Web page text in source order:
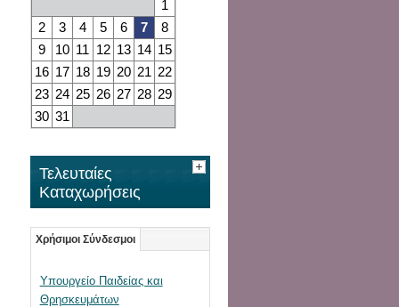
1
2
3 4 5 6 7
8
9
10 11 12 13 14 15
16 17 18 19 20 21 22
23 24 25 26 27 28 29
30 31
Τελευταίες
Καταχωρήσεις
Χρήσιμοι Σύνδεσμοι
Υπουργείο Παιδείας και
Θρησκευμάτων